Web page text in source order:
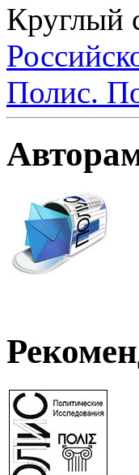
Круглый
Полис.